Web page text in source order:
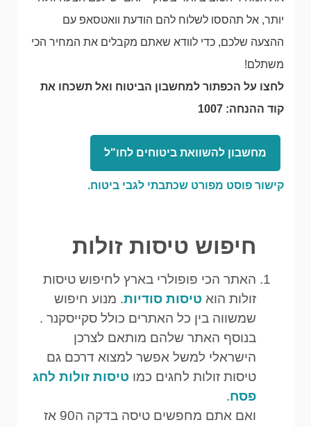
יותר, אל תהססו לשלוח להם הודעת וואטסאפ עם
ההצעה שלכם, כדי לוודא שאתם מקבלים את המחיר הכי
משתלם!
לחצו על הכפתור למחשבון הביטוח ואל תשכחו את
קוד ההנחה: 1007
מחשבון להשוואת ביטוחים לחו"ל
קישור פוסט מפורט שכתבתי לגבי ביטוח.
חיפוש טיסות זולות
האתר הכי פופולרי בארץ לחיפוש טיסות
זולות הוא טיסות סודיות. מנוע חיפוש
שמשווה בין כל האתרים כולל סקייסקנר .
בנוסף האתר שלהם מותאם לצרכן
הישראלי למשל אפשר למצוא דרכם גם
טיסות זולות לחגים כמו טיסות זולות לחג
פסח.
ואם אתם מחפשים טיסה בדקה ה90 אז